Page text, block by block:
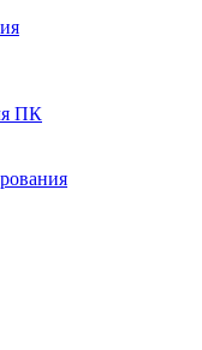
ПК